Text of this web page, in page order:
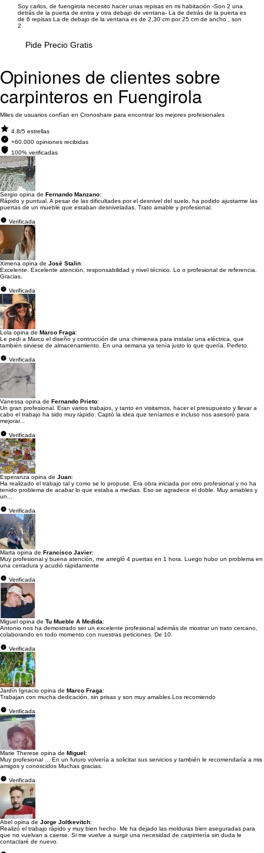
Soy carlos, de fuengirola necesito hacer unas repisas en mi habitación -Son 2 una
detrás de la puerta de entra y otra debajo de ventana- La de detrás de la puerta es
de 6 repisas La de debajo de la ventana es de 2,30 cm por 25 cm de ancho , son
2
Pide Precio Gratis
Opiniones de clientes sobre
carpinteros en Fuengirola
Miles de usuarios confían en Cronoshare para encontrar los mejores profesionales
4.8/5 estrellas
+60.000 opiniones recibidas
100% verificadas
Sergio opina de Fernando Manzano:
Rápido y puntual. A pesar de las dificultades por el desnivel del suelo, ha podido ajustarme las
puertas de un mueble que estaban desniveladas. Trato amable y profesional.
Verificada
Ximena opina de José Stalin:
Excelente. Excelente atención, responsabilidad y nivel técnico. Lo o profesional de referencia.
Gracias.
Verificada
Lola opina de Marco Fraga:
Le pedi a Marco el diseño y contrucción de una chimenea para instalar una eléctrica, que
también sirviese de almacenamiento. En una semana ya tenía justo lo que quería. Perfeto.
Verificada
Vanessa opina de Fernando Prieto:
Un gran profesional. Eran varios trabajos, y tanto en visitarnos, hacer el presupuesto y llevar a
cabo el trabajo ha sido muy rápido. Captó la idea que teníamos e incluso nos asesoró para
mejorar...
Verificada
Esperanza opina de Juan:
Ha realizado el trabajo tal y como se lo propuse. Era obra iniciada por otro profesional y no ha
tenido problema de acabar lo que estaba a medias. Eso se agradece el doble. Muy amables y
un...
Verificada
Marta opina de Francisco Javier:
Muy profesional y buena atención, me arregló 4 puertas en 1 hora. Luego hubo un problema en
una cerradura y acudió rápidamente
Verificada
Miguel opina de Tu Mueble A Medida:
Antonio nos ha demostrado ser un excelente profesional además de mostrar un trato cercano,
colaborando en todo momento con nuestras peticiones. De 10.
Verificada
Jardín Ignacio opina de Marco Fraga:
Trabajan con mucha dedicación, sin prisas y son muy amables.Los recomiendo
Verificada
Marie Therese opina de Miguel:
Muy profesional ... En un futuro volvería a solicitar sus servicios y también le recomendaría a mis
amigos y conoscidos Muchas gracias.
Verificada
Abel opina de Jorge Joltkevitch:
Realizó el trabajo rápido y muy bien hecho. Me ha dejado las molduras bien aseguradas para
que no vuelvan a caerse. Si me vuelve a surgir una necesidad de carpintería sin duda le
contactaré de nuevo.